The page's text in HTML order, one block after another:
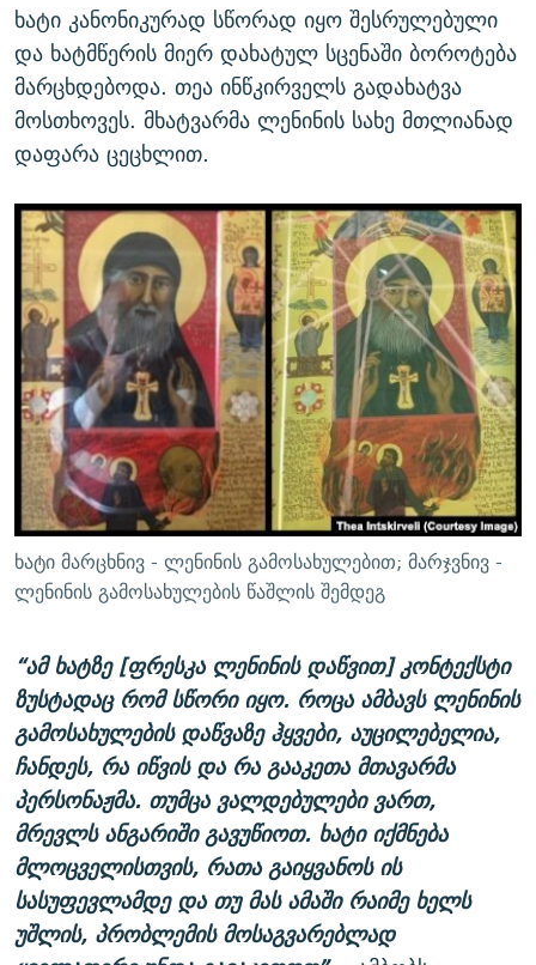
ხატი კანონიკურად სწორად იყო შესრულებული
და ხატმწერის მიერ დახატულ სცენაში ბოროტება
მარცხდებოდა. თეა ინწკირველს გადახატვა
მოსთხოვეს. მხატვარმა ლენინის სახე მთლიანად
დაფარა ცეცხლით.
ხატი მარცხნივ - ლენინის გამოსახულებით; მარჯვნივ -
ლენინის გამოსახულების წაშლის შემდეგ
“ამ ხატზე [ფრესკა ლენინის დაწვით] კონტექსტი
ზუსტადაც რომ სწორი იყო. როცა ამბავს ლენინის
გამოსახულების დაწვაზე ჰყვები, აუცილებელია,
ჩანდეს, რა იწვის და რა გააკეთა მთავარმა
პერსონაჟმა. თუმცა ვალდებულები ვართ,
მრევლს ანგარიში გავუწიოთ. ხატი იქმნება
მლოცველისთვის, რათა გაიყვანოს ის
სასუფევლამდე და თუ მას ამაში რაიმე ხელს
უშლის, პრობლემის მოსაგვარებლად